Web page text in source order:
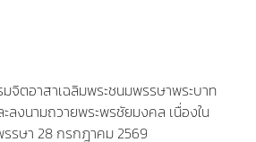
จิตอาสาเฉลิมพระชนมพรรษาพระบาท
ลงนามถวายพระพรชัยมงคล เนื่องใน
รษา 28 กรกฎาคม 2569